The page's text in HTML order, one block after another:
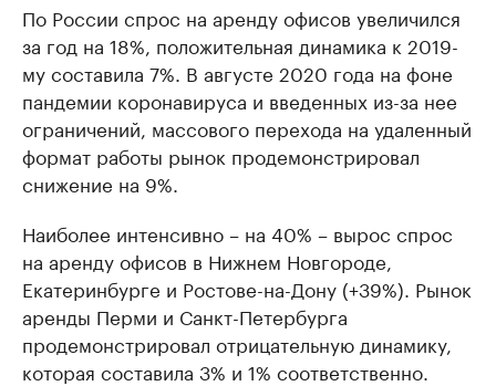
По России спрос на аренду офисов увеличился
за год на 18%, положительная динамика к 2019-
му составила 7%. В августе 2020 года на фоне
пандемии коронавируса и введенных из-за нее
ограничений, массового перехода на удаленный
формат работы рынок продемонстрировал
снижение на 9%.
Наиболее интенсивно – на 40% – вырос спрос
на аренду офисов в Нижнем Новгороде,
Екатеринбурге и Ростове-на-Дону (+39%). Рынок
аренды Перми и Санкт-Петербурга
продемонстрировал отрицательную динамику,
которая составила 3% и 1% соответственно.